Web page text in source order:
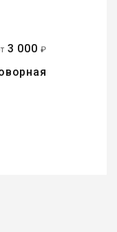
3 000 ₽